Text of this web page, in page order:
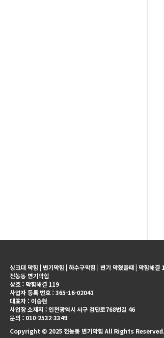
싱크대 막힘 | 변기막힘 | 하수구막힘 | 변기 막혔을때 | 막힘해결
전농동 변기막힘
상호 : 막힘해결 119
사업자 등록 번호 : 365-16-02041
대표자 : 이승현
사업장 소재지 : 인천광역시 서구 검단로768번길 46
문의 : 010-2532-3349
Copyright © 2025 전농동 변기막힘 All Rights Reserved.